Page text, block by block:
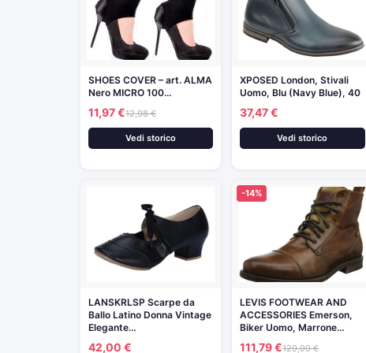
SHOES COVER – art. ALMA
Nero MICRO 100…
11,97 €12,98 €
Vedi storico
XPOSED London, Stivali
Uomo, Blu (Navy Blue), 40
37,47 €
Vedi storico
LANSKRLSP Scarpe da
Ballo Latino Donna Vintage
Elegante…
42,00 €
-14%
LEVIS FOOTWEAR AND
ACCESSORIES Emerson,
Biker Uomo, Marrone…
111,79 €129,99 €